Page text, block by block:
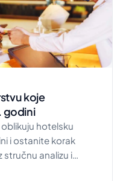
koje
godini
hotelsku
i ostanite korak
stručnu analizu i